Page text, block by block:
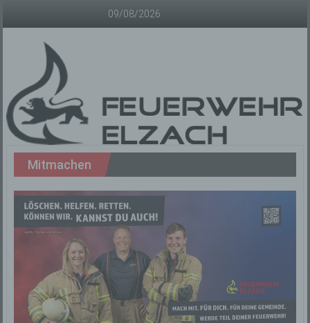
09/08/2026
Freiwillige
Feuerwehr
Elzach
Offizielle
Freiwilligen
Feuerwehr
Elzach
Mitmachen